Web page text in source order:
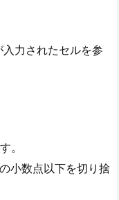
力されたセルを参
。
小数点以下を切り捨